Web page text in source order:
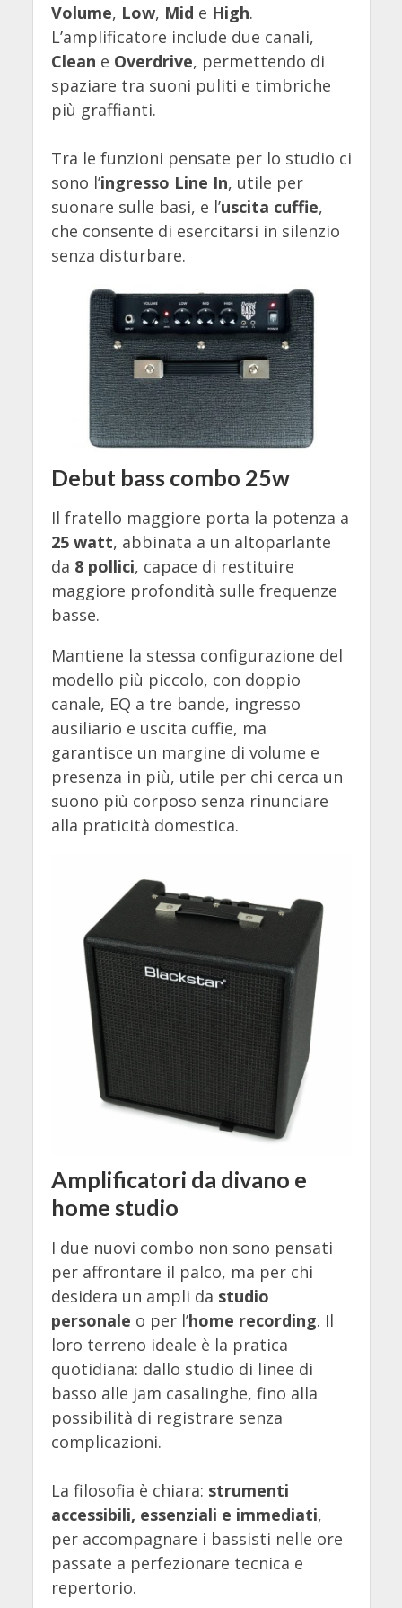
Volume, Low, Mid e High.
L’amplificatore include due canali,
Clean e Overdrive, permettendo di
spaziare tra suoni puliti e timbriche
più graffianti.
Tra le funzioni pensate per lo studio ci
sono l’ingresso Line In, utile per
suonare sulle basi, e l’uscita cuffie,
che consente di esercitarsi in silenzio
senza disturbare.
Debut bass combo 25w
Il fratello maggiore porta la potenza a
25 watt, abbinata a un altoparlante
da 8 pollici, capace di restituire
maggiore profondità sulle frequenze
basse.
Mantiene la stessa configurazione del
modello più piccolo, con doppio
canale, EQ a tre bande, ingresso
ausiliario e uscita cuffie, ma
garantisce un margine di volume e
presenza in più, utile per chi cerca un
suono più corposo senza rinunciare
alla praticità domestica.
Amplificatori da divano e
home studio
I due nuovi combo non sono pensati
per affrontare il palco, ma per chi
desidera un ampli da studio
personale o per l’home recording. Il
loro terreno ideale è la pratica
quotidiana: dallo studio di linee di
basso alle jam casalinghe, fino alla
possibilità di registrare senza
complicazioni.
La filosofia è chiara: strumenti
accessibili, essenziali e immediati,
per accompagnare i bassisti nelle ore
passate a perfezionare tecnica e
repertorio.